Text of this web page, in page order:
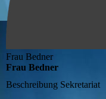
Frau Bedner
Frau Bedner
Beschreibung Sekretariat